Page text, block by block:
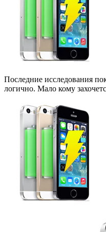
Последние исследования
логично. Мало кому